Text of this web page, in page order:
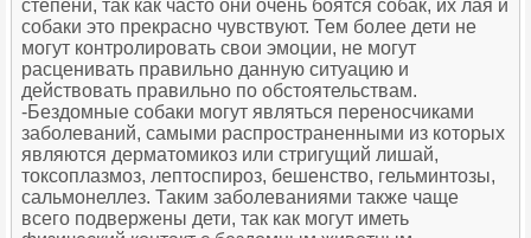
степени, так как часто они очень боятся собак, их лая и
собаки это прекрасно чувствуют. Тем более дети не
могут контролировать свои эмоции, не могут
расценивать правильно данную ситуацию и
действовать правильно по обстоятельствам.
-Бездомные собаки могут являться переносчиками
заболеваний, самыми распространенными из которых
являются дерматомикоз или стригущий лишай,
токсоплазмоз, лептоспироз, бешенство, гельминтозы,
сальмонеллез. Таким заболеваниями также чаще
всего подвержены дети, так как могут иметь